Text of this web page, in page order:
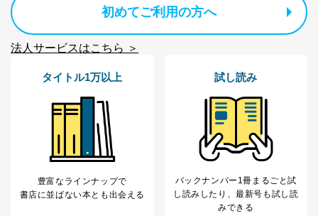
当社の従業者の個
人事、総務などの雇用管理等のた
6
パートナー（提携
企業）からの委託
により当社の
定期購読サービス
等をご利用の方の
個人情報
提携企業及びお客様がご購入され
た商品の発売元企業からのｅメー
サービス、キャンペーン等の広告
に関するご案内のため
SNS公式アカウン
の個人情報
当社のサービス利用状況の把握お
よびその分析のため
お問い合わせ対応、トラブル対
処、オペレーター教育など応対品
質向上のため
その他当社のプライバシーポリシ
ー等にて公表する利用目的達成の
初めてご利用の方へ
法人サービスはこちら ＞
タイトル1万以上
豊富なラインナップで
書店に並ばない本とも出会える
試し読み
バックナンバー1冊まるごと試
し読み したり、最新号も試し読
みできる